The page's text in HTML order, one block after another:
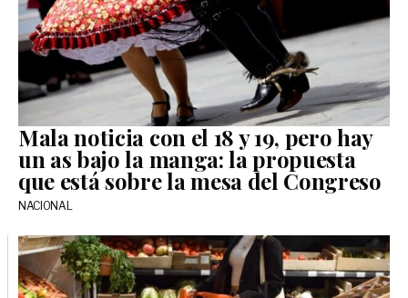
Mala noticia con el 18 y 19, pero hay
un as bajo la manga: la propuesta
que está sobre la mesa del Congreso
NACIONAL